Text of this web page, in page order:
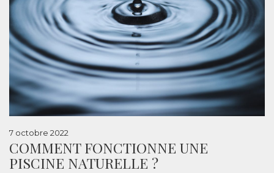
7 octobre 2022
COMMENT FONCTIONNE UNE
PISCINE NATURELLE ?